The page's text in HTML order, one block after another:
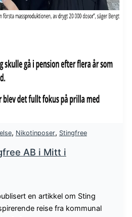
, Nikotinposer, Stingfree
AB i Mitt i
en artikkel om Sting
reise fra kommunal